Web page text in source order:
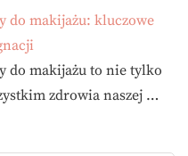
do makijażu: kluczowe
do makijażu to nie tylko
zdrowia naszej …